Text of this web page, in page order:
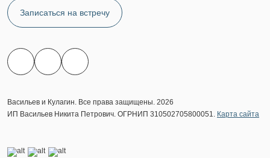
Записаться на встречу
Васильев и Кулагин. Все права защищены. 2026
ИП Васильев Никита Петрович. ОГРНИП 310502705800051. Карта сайта